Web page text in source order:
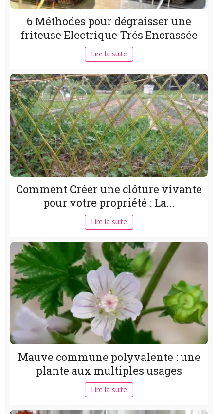
6 Méthodes pour dégraisser une
friteuse Electrique Trés Encrassée
Lire la suite
Comment Créer une clôture vivante
pour votre propriété : La...
Lire la suite
Mauve commune polyvalente : une
plante aux multiples usages
Lire la suite